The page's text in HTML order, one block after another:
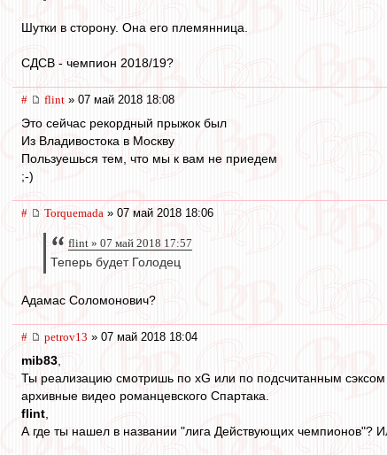
Шутки в сторону. Она его племянница.
СДСВ - чемпион 2018/19?
# flint » 07 май 2018 18:08
Это сейчас рекордный прыжок был
Из Владивостока в Москву
Пользуешься тем, что мы к вам не приедем
;-)
# Torquemada » 07 май 2018 18:06
flint » 07 май 2018 17:57
Теперь будет Голодец
Адамас Соломонович?
# petrov13 » 07 май 2018 18:04
mib83
Ты реализацию смотришь по xG или по подсчитанным
архивные видео романцевского Спартака.
flint
А где ты нашел в названии "лига Действующих чемпионов"?